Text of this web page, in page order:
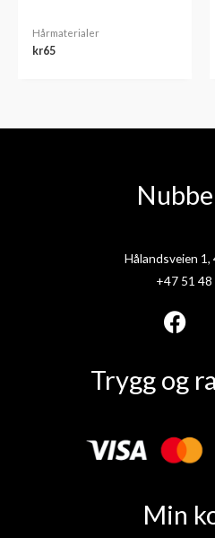
Hårmaterialer
kr65
Hålandsveien
+47 51 48
F
c
b
o
Trygg og
Min